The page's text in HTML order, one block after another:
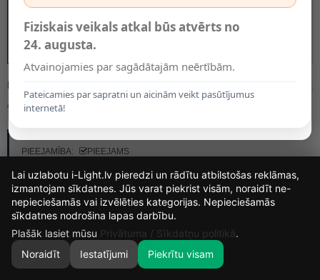
0
MODELIS:
43.40€
PIEEJAMĪBA:
PIEEJAMS
Fiziskais veikals atkal būs atvērts no
24. augusta.
Atvainojamies par sagādātajām neērtībām.
Pateicamies par sapratni un aicinām veikt pasūtījumus
internetā!
12
DIENAS
10
STUNDAS
20
MIN.
4
Lai uzlabotu i-Light.lv pieredzi un rādītu atbilstošas reklāmas,
izmantojam sīkdatnes. Jūs varat piekrist visām, noraidīt ne-
nepieciešamās vai izvēlēties kategorijas. Nepieciešamās
sīkdatnes nodrošina lapas darbību.
Plašāk lasiet mūsu Privātuma / Sīkdatņu politikā.
Noraidīt
Iestatījumi Piekrītu visam